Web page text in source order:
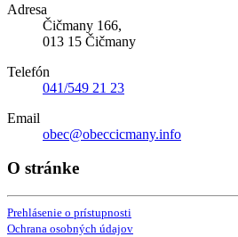
Adresa
Čičmany 166,
013 15 Čičmany
Telefón
041/549 21 23
Email
obec@obeccicmany.info
O stránke
Prehlásenie o prístupnosti
Ochrana osobných údajov